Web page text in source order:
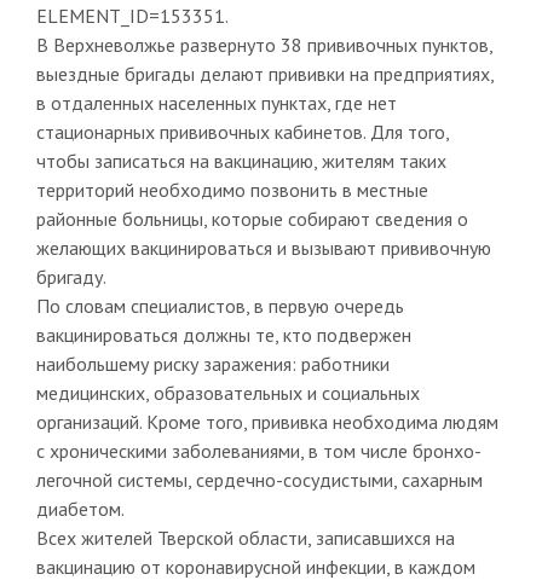
ELEMENT_ID=153351.
В Верхневолжье развернуто 38 прививочных пунктов,
выездные бригады делают прививки на предприятиях,
в отдаленных населенных пунктах, где нет
стационарных прививочных кабинетов. Для того,
чтобы записаться на вакцинацию, жителям таких
территорий необходимо позвонить в местные
районные больницы, которые собирают сведения о
желающих вакцинироваться и вызывают прививочную
бригаду.
По словам специалистов, в первую очередь
вакцинироваться должны те, кто подвержен
наибольшему риску заражения: работники
медицинских, образовательных и социальных
организаций. Кроме того, прививка необходима людям
с хроническими заболеваниями, в том числе бронхо-
легочной системы, сердечно-сосудистыми, сахарным
диабетом.
Всех жителей Тверской области, записавшихся на
вакцинацию от коронавирусной инфекции, в каждом